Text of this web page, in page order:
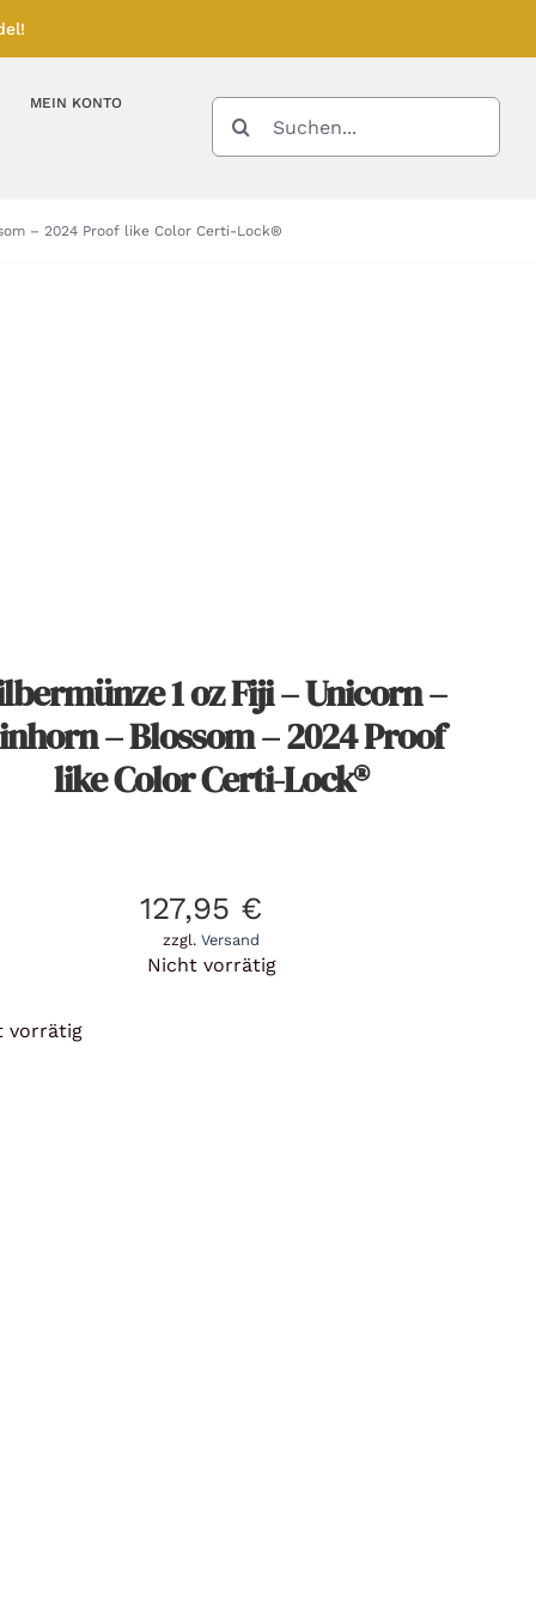
Feinunze – Größen Feinunze – Größen
MEIN KONTO
SUCHE
NACH:
– 2024 Proof like Color Certi-Lock®
1 oz Fiji – Unicorn –
– Blossom – 2024 Proof
like Color Certi-Lock®
127,95 €
zzgl.Versand
Nicht vorrätig
vorrätig